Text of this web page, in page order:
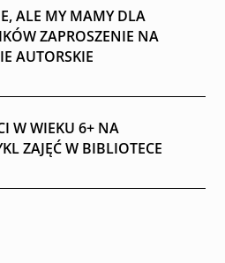
ALE MY MAMY DLA
ZAPROSZENIE NA
AUTORSKIE
W WIEKU 6+ NA
ZAJĘĆ W BIBLIOTECE